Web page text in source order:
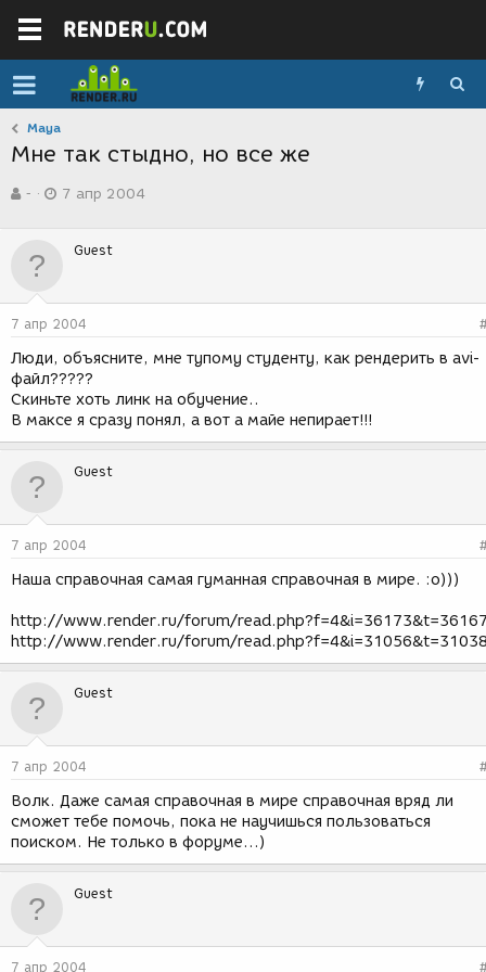
Maya
Мне так стыдно, но все же
в
р
-
а
д
н
и
я
7 апр 2004
Guest
7 апр 2004
Люди, объясните, мне тупому студенту, как рендерить в avi-
файл?????
Скиньте хоть линк на обучение..
В максе я сразу понял, а вот а майе непирает!!!
Guest
7 апр 2004
Наша справочная самая гуманная справочная в мире. :о)))
http://www.render.ru/forum/
http://www.render.ru/forum/
Guest
7 апр 2004
Волк. Даже самая справочная в мире справочная вряд ли
сможет тебе помочь, пока не научишься пользоваться
поиском. Не только в форуме...)
Guest
7 апр 2004